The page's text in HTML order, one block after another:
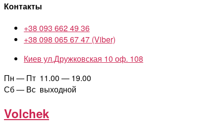
Контакты
+38 093 662 49 36
+38 098 065 67 47 (Viber)
Киев ул.Дружковская 10 оф. 108
Пн — Пт 11.00 — 19.00
Сб — Вс выходной
Volchek